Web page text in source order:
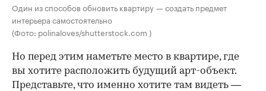
Один из способов обновить квартиру — создать предмет
интерьера самостоятельно
(Фото: polinaloves/shutterstock.com )
Но перед этим наметьте место в квартире, где
вы хотите расположить будущий арт-объект.
Представьте, что именно хотите там видеть —